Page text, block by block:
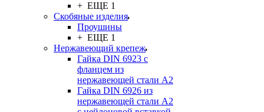
+ ЕЩЕ 1
Скобяные изделия
Проушины
+ ЕЩЕ 1
Нержавеющий крепеж
Гайка DIN 6923 с
фланцем из
нержавеющей стали А2
Гайка DIN 6926 из
нержавеющей стали А2